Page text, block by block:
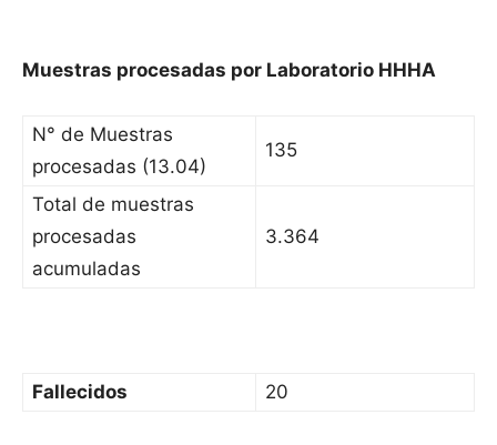
Muestras procesadas por Laboratorio HHHA
N° de Muestras
procesadas (13.04)
135
Total de muestras
procesadas
acumuladas
3.364
Fallecidos 20